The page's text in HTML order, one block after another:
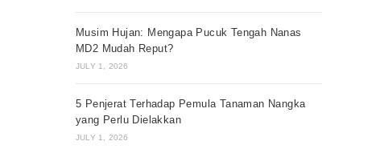
Musim Hujan: Mengapa Pucuk Tengah Nanas
MD2 Mudah Reput?
JULY 1, 2026
5 Penjerat Terhadap Pemula Tanaman Nangka
yang Perlu Dielakkan
JULY 1, 2026